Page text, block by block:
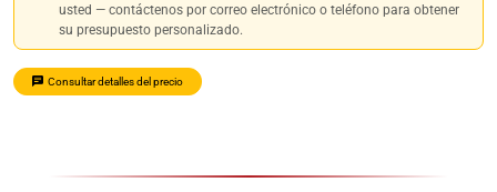
usted — contáctenos por correo electrónico o teléfono para obtener
su presupuesto personalizado.
Consultar detalles del precio